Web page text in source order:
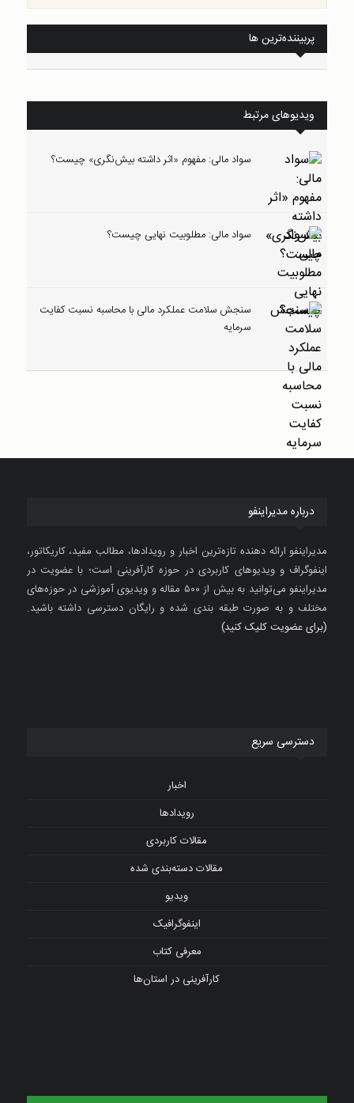
پربیننده‌ترین ها
ویدیوهای مرتبط
سواد مالی: مفهوم «اثر داشته بیش‌نگری» چیست؟
سواد مالی: مطلوبیت نهایی چیست؟
سنجش سلامت عملکرد مالی با محاسبه نسبت کفایت
سرمایه
درباره مدیراینفو
مدیراینفو ارائه دهنده تازه‌ترین اخبار و رویدادها، مطالب مفید، کاریکاتور،
اینفوگراف و ویدیوهای کاربردی در حوزه کارآفرینی است؛ با عضویت در
مدیراینفو می‌توانید به بیش از ۵۰۰ مقاله و ویدیوی آموزشی در حوزه‌های
مختلف و به صورت طبقه بندی شده و رایگان دسترسی داشته باشید.
(برای عضویت کلیک کنید)
دسترسی سریع
اخبار
رویدادها
مقالات کاربردی
مقالات دسته‌بندی شده
ویدیو
اینفوگرافیک
معرفی کتاب
کارآفرینی در استان‌ها